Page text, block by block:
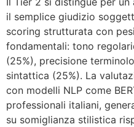
il semplice giudizio
scoring strutturata con
fondamentali: tono
(25%), precisione
sintattica (25%). La
con modelli NLP come
professionali italiani,
su somiglianza stilistica